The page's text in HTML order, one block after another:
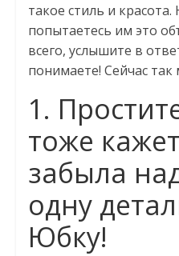
такое стиль и красота.
попытаетесь им это
всего, услышите в
понимаете! Сейчас так
1.
тоже
забыла
одну
Юбку!